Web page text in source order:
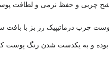
چربی و حفظ نرمی و لطافت
چرب درماتیپیک رز بژ با بافت
و به یکدست شدن رنگ پوست